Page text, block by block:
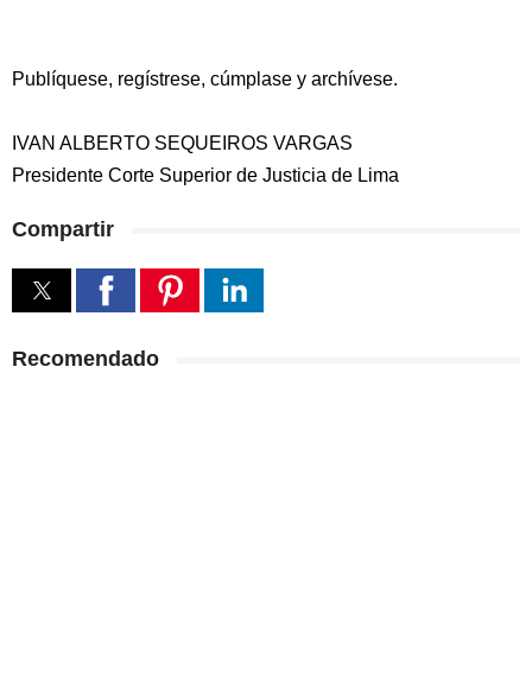
Publíquese, regístrese, cúmplase y archívese.
IVAN ALBERTO SEQUEIROS VARGAS
Presidente Corte Superior de Justicia de Lima
Compartir
Recomendado